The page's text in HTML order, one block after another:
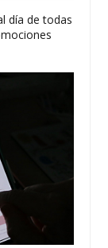
día de todas